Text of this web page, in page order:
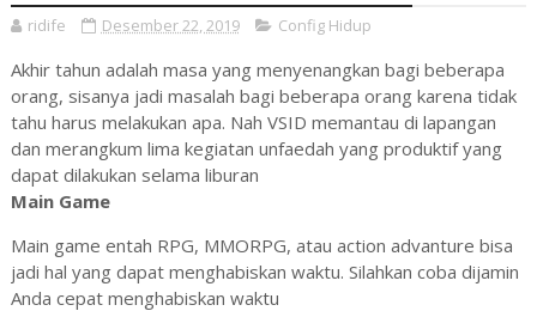
ridife Desember 22, 2019 Config Hidup
Akhir tahun adalah masa yang menyenangkan bagi beberapa
orang, sisanya jadi masalah bagi beberapa orang karena tidak
tahu harus melakukan apa. Nah VSID memantau di lapangan
dan merangkum lima kegiatan unfaedah yang produktif yang
dapat dilakukan selama liburan
Main Game
Main game entah RPG, MMORPG, atau action advanture bisa
jadi hal yang dapat menghabiskan waktu. Silahkan coba dijamin
Anda cepat menghabiskan waktu